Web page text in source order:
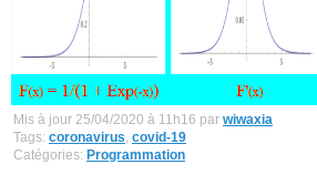
Mis à jour 25/04/2020 à 11h16 par wiwaxia
Tags: coronavirus covid-19
Catégories: Programmation